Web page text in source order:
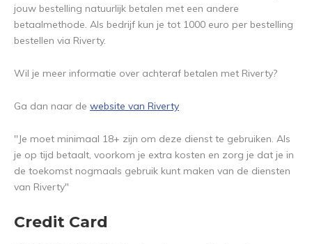
jouw bestelling natuurlijk betalen met een andere
betaalmethode. Als bedrijf kun je tot 1000 euro per bestelling
bestellen via Riverty.
Wil je meer informatie over achteraf betalen met Riverty?
Ga dan naar de website van Riverty
''Je moet minimaal 18+ zijn om deze dienst te gebruiken. Als
je op tijd betaalt, voorkom je extra kosten en zorg je dat je in
de toekomst nogmaals gebruik kunt maken van de diensten
van Riverty"
Credit Card